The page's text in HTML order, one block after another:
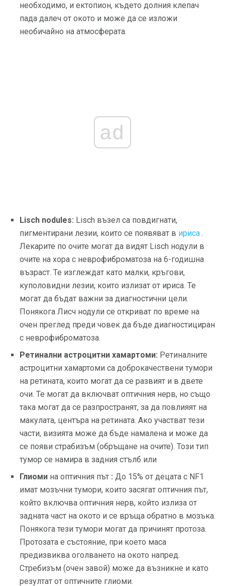
необходимо, и ектопион, където долния клепач
пада далеч от окото и може да се изложи
необичайно на атмосферата.
ad
Lisch nodules: Lisch възел са повдигнати,
пигментирани лезии, които се появяват в ириса .
Лекарите по очите могат да видят Lisch нодули в
очите на хора с неврофиброматоза на 6-годишна
възраст. Те изглеждат като малки, кръгови,
куполовидни лезии, които излизат от ириса. Те
могат да бъдат важни за диагностични цели.
Понякога Лисч нодули се откриват по време на
очен преглед преди човек да бъде диагностициран
с неврофиброматоза.
Ретинални астроцитни хамартоми: Ретиналните
астроцитни хамартоми са доброкачествени тумори
на ретината, които могат да се развият и в двете
очи. Те могат да включват оптичния нерв, но също
така могат да се разпространят, за да повлияят на
макулата, центъра на ретината. Ако участват тези
части, визията може да бъде намалена и може да
се появи страбизъм (обръщане на очите). Този тип
тумор се намира в задния стълб или
Глиоми на оптичния път : До 15% от децата с NF1
имат мозъчни тумори, които засягат оптичния път,
който включва оптичния нерв, който излиза от
задната част на окото и се връща обратно в мозъка.
Понякога тези тумори могат да причинят протоза.
Протозата е състояние, при което маса
предизвиква оголването на окото напред.
Стребизъм (очен завой) може да възникне и като
резултат от оптичните глиоми.